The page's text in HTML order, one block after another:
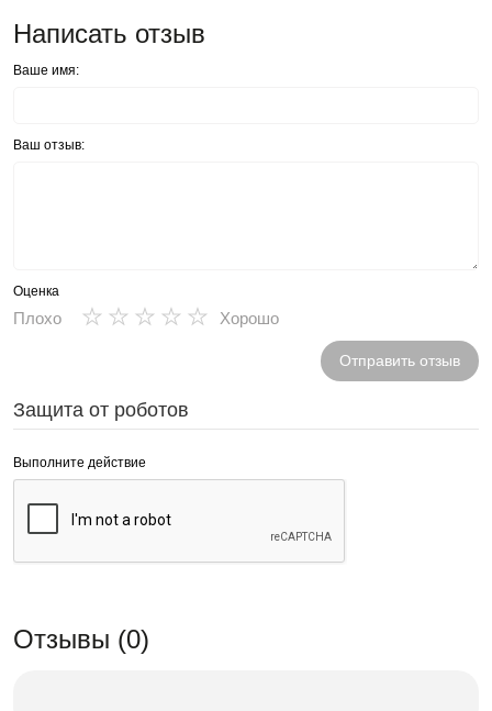
Написать отзыв
Ваше имя:
Ваш отзыв:
Оценка
Плохо ★
★
★
★
★ Хорошо
Отправить отзыв
Защита от роботов
Выполните действие
Отзывы (0)